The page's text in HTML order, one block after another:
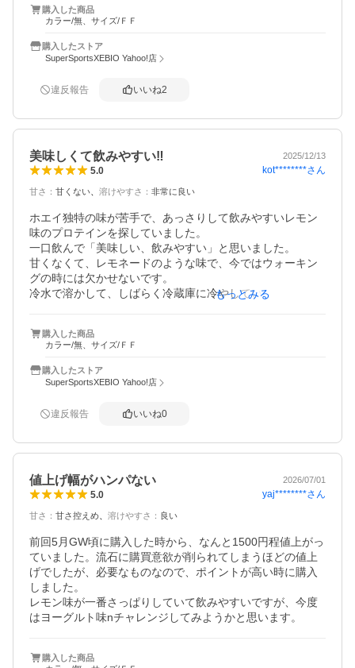
購入した商品
カラー/無、サイズ/ＦＦ
購入したストア
SuperSportsXEBIO Yahoo!店
違反報告 いいね2
美味しくて飲みやすい‼️ 2025/12/13
5.0 kot********さん
甘さ ： 甘くない 溶けやすさ ： 非常に良い
ホエイ独特の味が苦手で、あっさりして飲みやすいレモン
味のプロテインを探していました。
一口飲んで「美味しい、飲みやすい」と思いました。
甘くなくて、レモネードのような味で、今ではウォーキン
グの時には欠かせないです。
冷水で溶かして、しばらく冷蔵庫に冷やしているときれい
もっとみる
購入した商品
カラー/無、サイズ/ＦＦ
購入したストア
SuperSportsXEBIO Yahoo!店
違反報告 いいね0
値上げ幅がハンパない 2026/07/01
5.0 yaj********さん
甘さ ： 甘さ控えめ 溶けやすさ ： 良い
前回5月GW頃に購入した時から、なんと1500円程値上がっ
ていました。流石に購買意欲が削られてしまうほどの値上
げでしたが、必要なものなので、ポイントが高い時に購入
しました。
レモン味が一番さっぱりしていて飲みやすいですが、今度
はヨーグルト味nチャレンジしてみようかと思います。
購入した商品